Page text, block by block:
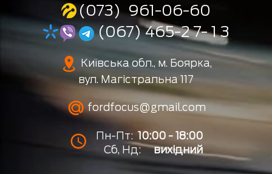
(073) 961-06-60
(067) 465-2 7- 1 3
Київська обл., м. Боярка,
вул. Магістральна 117
fordfocus@gmail.com
Пн-Пт: 10:00 - 18:00
Сб, Нд:
вихідний